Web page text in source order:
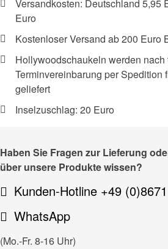
Versandkosten: Deutschland 5,95
Euro
Kostenloser Versand ab 200 Euro
Hollywoodschaukeln werden
Terminvereinbarung per Spedition
geliefert
Inselzuschlag: 20 Euro
Haben Sie Fragen zur Lieferung
über unsere Produkte wissen?
Kunden-Hotline +49
WhatsApp
(Mo.-Fr. 8-16 Uhr)